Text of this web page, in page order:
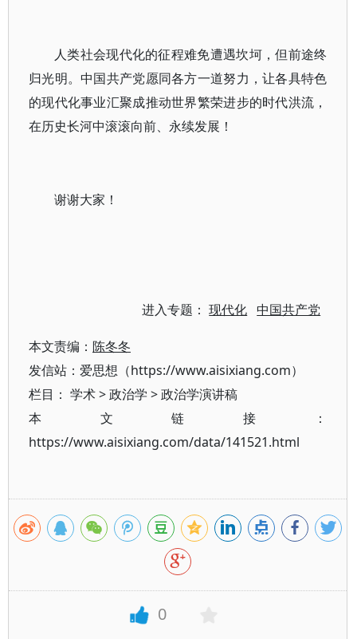
人类社会现代化的征程难免遭遇坎坷，但前途终
归光明。中国共产党愿同各方一道努力，让各具特色
的现代化事业汇聚成推动世界繁荣进步的时代洪流，
在历史长河中滚滚向前、永续发展！
谢谢大家！
进入专题：现代化 中国共产党
本文责编： 陈冬冬
发信站：爱思想（https://www.aisixiang.com）
栏目： 学术>政治学 >政治学演讲稿
本文链接：
https://www.aisixiang.com/data/141521.html
0